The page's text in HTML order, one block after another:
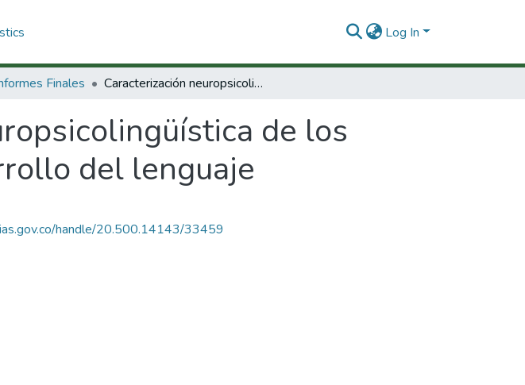
Log In
Finales Caracterización neuropsicolingüística de los trastornos específicos del desarrollo del lenguaje
de los
del lenguaje
handle/20.500.14143/33459